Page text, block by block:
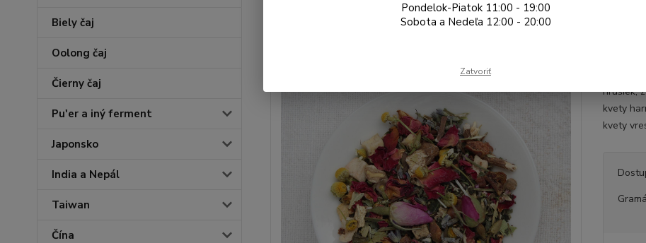
Biely čaj
Oolong čaj
Čierny čaj
Pu'er a iný ferment
Japonsko
India a Nepál
Taiwan
Čína
Levanduľa - Medovka
hrušiek,
kvety
kvety
Pondelok-Piatok 11:00 - 19:00
Sobota a Nedeľa 12:00 - 20:00
Zatvoriť